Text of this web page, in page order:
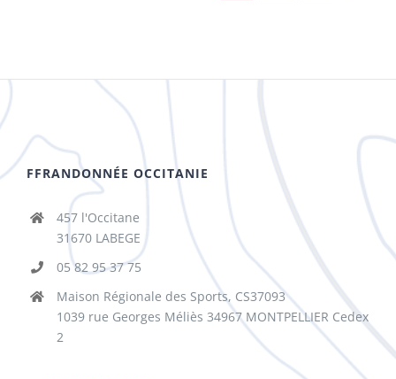
FFRANDONNÉE OCCITANIE
457 l'Occitane
31670 LABEGE
05 82 95 37 75
Maison Régionale des Sports, CS37093
1039 rue Georges Méliès 34967 MONTPELLIER Cedex
2